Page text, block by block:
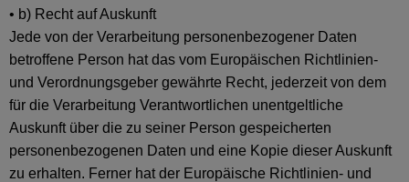
• b) Recht auf Auskunft
Jede von der Verarbeitung personenbezogener Daten
betroffene Person hat das vom Europäischen Richtlinien-
und Verordnungsgeber gewährte Recht, jederzeit von dem
für die Verarbeitung Verantwortlichen unentgeltliche
Auskunft über die zu seiner Person gespeicherten
personenbezogenen Daten und eine Kopie dieser Auskunft
zu erhalten. Ferner hat der Europäische Richtlinien- und